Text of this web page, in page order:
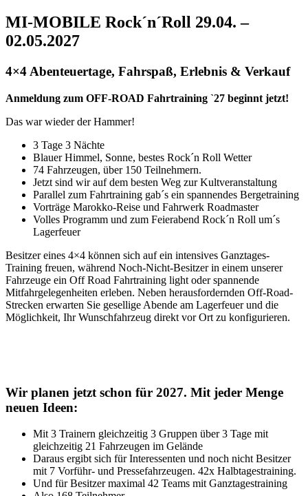
MI-MOBILE Rock´n´Roll 29.04. –
02.05.2027
4×4 Abenteuertage, Fahrspaß, Erlebnis & Verkauf
Anmeldung zum OFF-ROAD Fahrtraining `27 beginnt jetzt!
Das war wieder der Hammer!
3 Tage 3 Nächte
Blauer Himmel, Sonne, bestes Rock´n Roll Wetter
74 Fahrzeugen, über 150 Teilnehmern.
Jetzt sind wir auf dem besten Weg zur Kultveranstaltung
Parallel zum Fahrtraining gab´s ein spannendes Bergetraining
Vorträge Marokko-Reise und Fahrwerk Roadmaster
Volles Programm und zum Feierabend Rock´n Roll um´s
Lagerfeuer
Besitzer eines 4×4 können sich auf ein intensives Ganztages-
Training freuen, während Noch-Nicht-Besitzer in einem unserer
Fahrzeuge ein Off Road Fahrtraining light oder spannende
Mitfahrgelegenheiten erleben. Neben herausfordernden Off-Road-
Strecken erwarten Sie gesellige Abende am Lagerfeuer und die
Möglichkeit, Ihr Wunschfahrzeug direkt vor Ort zu konfigurieren.
Wir planen jetzt schon für 2027. Mit jeder Menge
neuen Ideen:
Mit 3 Trainern gleichzeitig 3 Gruppen über 3 Tage mit
gleichzeitig 21 Fahrzeugen im Gelände
Daraus ergibt sich für Interessenten und noch nicht Besitzer
mit 7 Vorführ- und Pressefahrzeugen. 42x Halbtagestraining.
Und für Besitzer maximal 42 Teams mit Ganztagestraining